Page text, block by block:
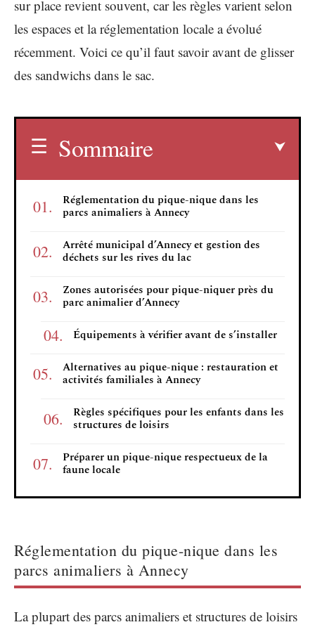
sur place revient souvent, car les règles varient selon
les espaces et la réglementation locale a évolué
récemment. Voici ce qu’il faut savoir avant de glisser
des sandwichs dans le sac.
Sommaire
Réglementation du pique-nique dans les
parcs animaliers à Annecy
Arrêté municipal d’Annecy et gestion des
déchets sur les rives du lac
Zones autorisées pour pique-niquer près du
parc animalier d’Annecy
Équipements à vérifier avant de s’installer
Alternatives au pique-nique : restauration et
activités familiales à Annecy
Règles spécifiques pour les enfants dans les
structures de loisirs
Préparer un pique-nique respectueux de la
faune locale
Réglementation du pique-nique dans les
parcs animaliers à Annecy
La plupart des parcs animaliers et structures de loisirs